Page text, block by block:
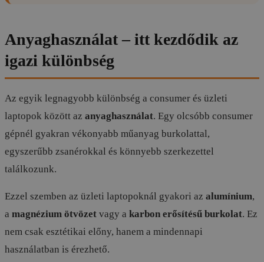
Anyaghasználat – itt kezdődik az
igazi különbség
Az egyik legnagyobb különbség a consumer és üzleti
laptopok között az anyaghasználat. Egy olcsóbb consumer
gépnél gyakran vékonyabb műanyag burkolattal,
egyszerűbb zsanérokkal és könnyebb szerkezettel
találkozunk.
Ezzel szemben az üzleti laptopoknál gyakori az alumínium,
a magnézium ötvözet vagy a karbon erősítésű burkolat. Ez
nem csak esztétikai előny, hanem a mindennapi
használatban is érezhető.